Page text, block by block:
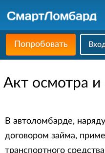
Попробовать
Акт осмотра и
В автоломбарде,
договором займа,
транспортного